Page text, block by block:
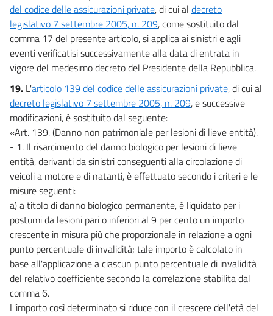
del codice delle assicurazioni private, di cui al decreto
legislativo 7 settembre 2005, n. 209, come sostituito dal
comma 17 del presente articolo, si applica ai sinistri e agli
eventi verificatisi successivamente alla data di entrata in
vigore del medesimo decreto del Presidente della Repubblica.
19. L'articolo 139 del codice delle assicurazioni private, di cui al
decreto legislativo 7 settembre 2005, n. 209, e successive
modificazioni, è sostituito dal seguente:
«Art. 139. (Danno non patrimoniale per lesioni di lieve entità).
- 1. Il risarcimento del danno biologico per lesioni di lieve
entità, derivanti da sinistri conseguenti alla circolazione di
veicoli a motore e di natanti, è effettuato secondo i criteri e le
misure seguenti:
a) a titolo di danno biologico permanente, è liquidato per i
postumi da lesioni pari o inferiori al 9 per cento un importo
crescente in misura più che proporzionale in relazione a ogni
punto percentuale di invalidità; tale importo è calcolato in
base all'applicazione a ciascun punto percentuale di invalidità
del relativo coefficiente secondo la correlazione stabilita dal
comma 6.
L'importo così determinato si riduce con il crescere dell'età del